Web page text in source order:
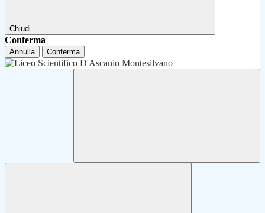
Chiudi
Conferma
Annulla Conferma